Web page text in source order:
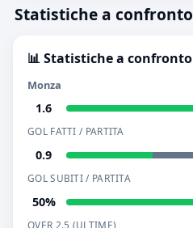
Statistiche a confronto
📊 Statistiche a confronto
Monza
1.6
GOL FATTI / PARTITA
0.9
GOL SUBITI / PARTITA
50%
OVER 2.5 (ULTIME)